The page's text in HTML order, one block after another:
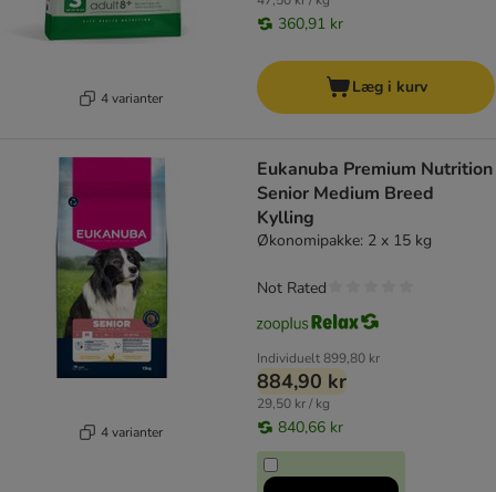
4 varianter
360,91 kr
Læg i kurv
4 varianter
Eukanuba Premium Nutrition
Senior Medium Breed
Kylling
Økonomipakke: 2 x 15 kg
Individuelt899,80 kr
884,90 kr
29,50 kr / kg
840,66 kr
Not Rated